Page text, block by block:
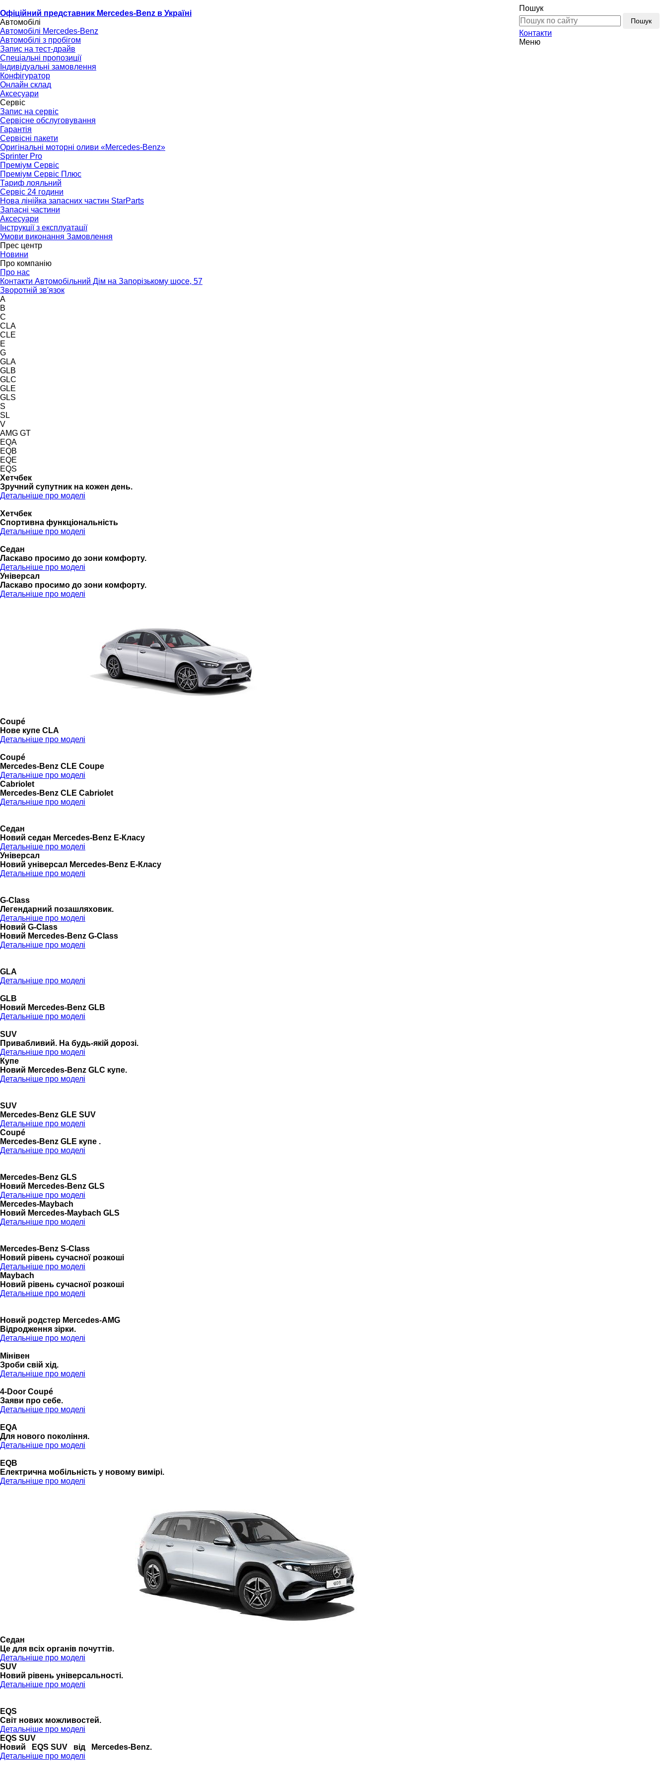
Офіційний представник Mercedes-Benz в Україні
Пошук
Пошук
Контакти
Меню
Автомобілі
Автомобілі Mercedes-Benz
Автомобілі з пробігом
Запис на тест-драйв
Спеціальні пропозиції
Індивідуальні замовлення
Конфігуратор
Онлайн склад
Аксесуари
Сервіс
Запис на сервіс
Сервісне обслуговування
Гарантія
Сервісні пакети
Оригінальні моторні оливи «Mercedes-Benz»
Sprinter Pro
Преміум Сервіс
Преміум Сервіс Плюс
Тариф лояльний
Сервіс 24 години
Нова лінійка запасних частин StarParts
Запасні частини
Аксесуари
Інструкції з експлуатації
Умови виконання Замовлення
Прес центр
Новини
Про компанію
Про нас
Контакти Автомобільний Дім на Запорізькому шосе, 57
Зворотній зв'язок
A
B
C
CLA
CLE
E
G
GLA
GLB
GLC
GLE
GLS
S
SL
V
AMG GT
EQA
EQB
EQE
EQS
Хетчбек
Зручний супутник на кожен день.
Детальніше про моделі
Хетчбек
Спортивна функціональність
Детальніше про моделі
Седан
Ласкаво просимо до зони комфорту.
Детальніше про моделі
Універсал
Ласкаво просимо до зони комфорту.
Детальніше про моделі
Coupé
Нове купе CLA
Детальніше про моделі
Coupé
Mercedes-Benz CLE Coupe
Детальніше про моделі
Cabriolet
Mercedes-Benz CLE Cabriolet
Детальніше про моделі
Седан
Новий седан Mercedes-Benz Е-Класу
Детальніше про моделі
Універсал
Новий універсал Mercedes-Benz E-Класу
Детальніше про моделі
G-Class
Легендарний позашляховик.
Детальніше про моделі
Новий G-Class
Новий Mercedes-Benz G-Class
Детальніше про моделі
GLA
Детальніше про моделі
GLB
Новий Mercedes-Benz GLB
Детальніше про моделі
SUV
Привабливий. На будь-якій дорозі.
Детальніше про моделі
Купе
Новий Mercedes-Benz GLС купе.
Детальніше про моделі
SUV
Mercedes-Benz GLE SUV
Детальніше про моделі
Coupé
Mercedes-Benz GLE купе .
Детальніше про моделі
Mercedes-Benz GLS
Новий Mercedes-Benz GLS
Детальніше про моделі
Mercedes-Maybach
Новий Mercedes-Maybach GLS
Детальніше про моделі
Mercedes-Benz S-Class
Новий рівень сучасної розкоші
Детальніше про моделі
Maybach
Новий рівень сучасної розкоші
Детальніше про моделі
Новий родстер Mercedes-AMG
Відродження зірки.
Детальніше про моделі
Мінівен
Зроби свій хід.
Детальніше про моделі
4-Door Coupé
Заяви про себе.
Детальніше про моделі
EQA
Для нового покоління.
Детальніше про моделі
EQB
Електрична мобільність у новому вимірі.
Детальніше про моделі
Седан
Це для всіх органів почуттів.
Детальніше про моделі
SUV
Новий рівень універсальності.
Детальніше про моделі
EQS
Cвіт нових можливостей.
Детальніше про моделі
EQS SUV
Новий EQS SUV від Mercedes-Benz.
Детальніше про моделі